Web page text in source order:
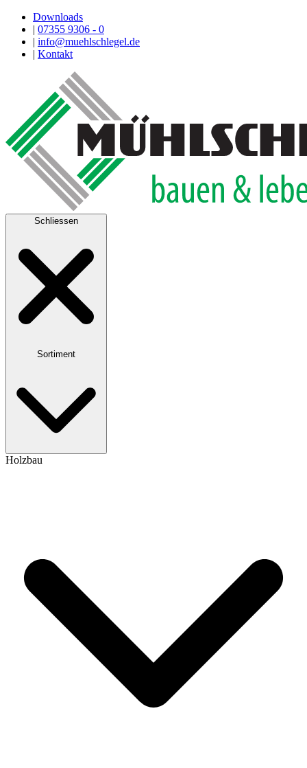
Downloads
| 07355 9306 - 0
| info@muehlschlegel.de
| Kontakt
Schliessen
Sortiment
Holzbau